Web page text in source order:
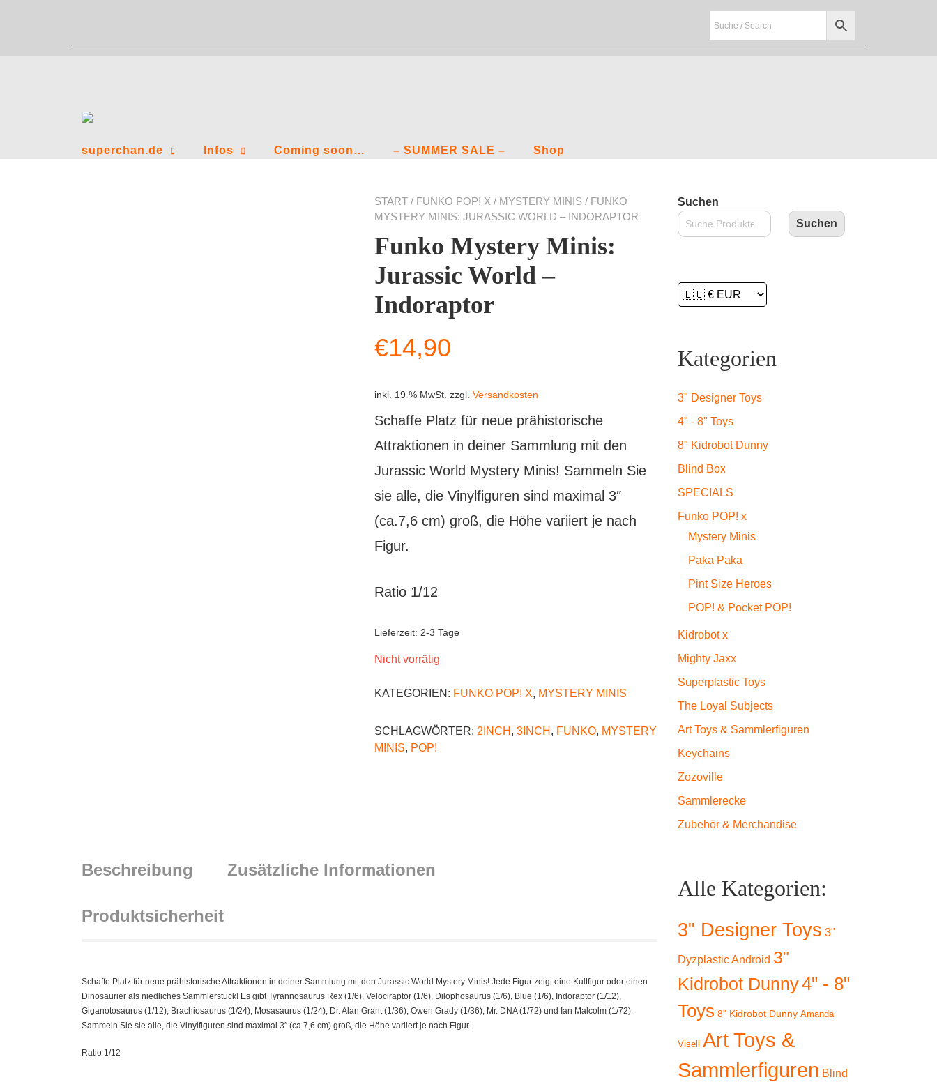
superchan.de Infos Coming soon… – SUMMER SALE – Shop
START / FUNKO POP! X / MYSTERY MINIS / FUNKO
MYSTERY MINIS: JURASSIC WORLD – INDORAPTOR
Funko Mystery Minis:
Jurassic World –
Indoraptor
€14,90
inkl. 19 % MwSt. zzgl. Versandkosten
Schaffe Platz für neue prähistorische
Attraktionen in deiner Sammlung mit den
Jurassic World Mystery Minis! Sammeln Sie
sie alle, die Vinylfiguren sind maximal 3″
(ca.7,6 cm) groß, die Höhe variiert je nach
Figur.
Ratio 1/12
Lieferzeit: 2-3 Tage
Nicht vorrätig
KATEGORIEN: FUNKO POP! X, MYSTERY MINIS
SCHLAGWÖRTER: 2INCH , 3INCH , FUNKO, MYSTERY
MINIS, POP!
Beschreibung Zusätzliche Informationen
Produktsicherheit
Schaffe Platz für neue prähistorische Attraktionen in deiner Sammlung mit den Jurassic World Mystery Minis! Jede Figur zeigt eine Kultfigur oder einen
Dinosaurier als niedliches Sammlerstück! Es gibt Tyrannosaurus Rex (1/6), Velociraptor (1/6), Dilophosaurus (1/6), Blue (1/6), Indoraptor (1/12),
Giganotosaurus (1/12), Brachiosaurus (1/24), Mosasaurus (1/24), Dr. Alan Grant (1/36), Owen Grady (1/36), Mr. DNA (1/72) und Ian Malcolm (1/72).
Sammeln Sie sie alle, die Vinylfiguren sind maximal 3″ (ca.7,6 cm) groß, die Höhe variiert je nach Figur.
Ratio 1/12
Suchen
Suchen
Kategorien
3" Designer Toys
4" - 8" Toys
8" Kidrobot Dunny
Blind Box
SPECIALS
Funko POP! x
Mystery Minis
Paka Paka
Pint Size Heroes
POP! & Pocket POP!
Kidrobot x
Mighty Jaxx
Superplastic Toys
The Loyal Subjects
Art Toys & Sammlerfiguren
Keychains
Zozoville
Sammlerecke
Zubehör & Merchandise
Alle Kategorien:
3" Designer Toys 3"
Dyzplastic Android 3"
Kidrobot Dunny4" - 8"
Toys 8" Kidrobot Dunny Amanda
Visell
Art Toys &
Sammlerfiguren Blind